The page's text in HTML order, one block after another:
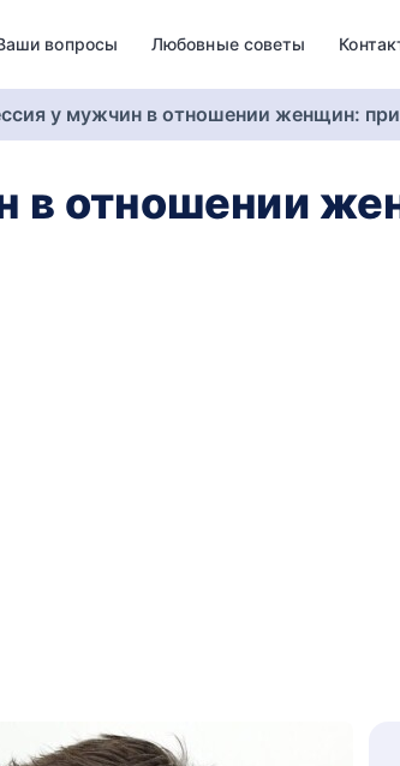
вопросы Любовные советы
‌у‌ ‌мужчин‌ ‌в‌ ‌отношении‌ ‌женщин:‌
‌в‌ ‌отношении‌